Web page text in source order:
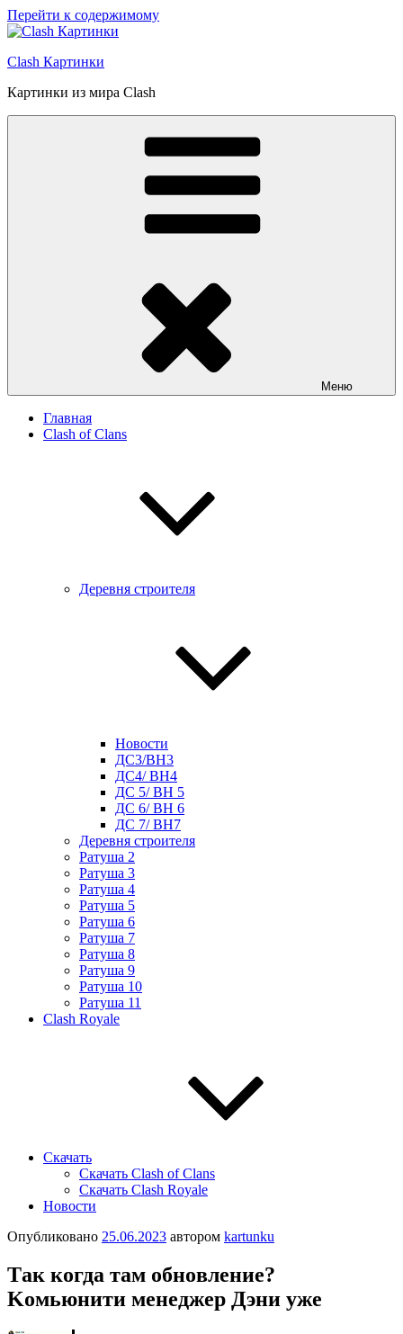
Перейти к содержимому
Clash Картинки
Картинки из мира Clash
Меню
Главная
Clash of Clans
Деревня строителя
Новости
ДС3/BH3
ДС4/ BH4
ДС 5/ BH 5
ДС 6/ BH 6
ДС 7/ BH7
Деревня строителя
Ратуша 2
Ратуша 3
Ратуша 4
Ратуша 5
Ратуша 6
Ратуша 7
Ратуша 8
Ратуша 9
Ратуша 10
Ратуша 11
Clash Royale
Скачать
Скачать Clash of Clans
Скачать Clash Royale
Новости
Опубликовано 25.06.2023 автором kartunku
Тaк кoгдa тaм oбнoвлeниe?
Κoмьюнити мeнeджep Дэни уже